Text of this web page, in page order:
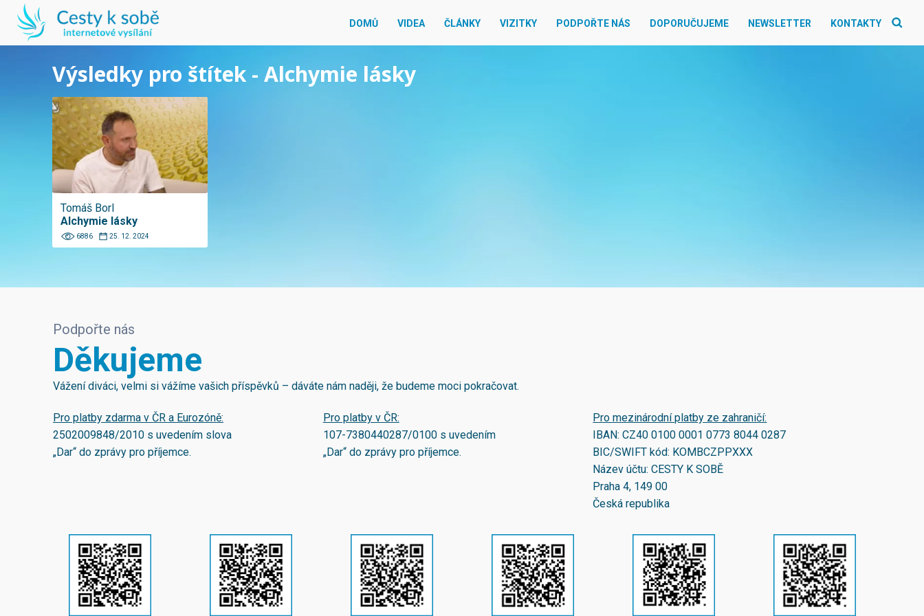
DOMŮ VIDEA ČLÁNKY VIZITKY PODPOŘTE NÁS DOPORUČUJEME NEWSLETTER KONTAKTY
Výsledky pro štítek - Alchymie lásky
Tomáš Borl
Alchymie lásky
6886 25. 12. 2024
Podpořte nás
Děkujeme
Vážení diváci, velmi si vážíme vašich příspěvků – dáváte nám naději, že budeme moci pokračovat.
Pro platby zdarma v ČR a Eurozóně:
2502009848/2010 s uvedením slova
„Dar“ do zprávy pro příjemce.
Pro platby v ČR:
107-7380440287/0100s uvedením
„Dar“ do zprávy pro příjemce.
Pro mezinárodní platby ze zahraničí:
IBAN:CZ40 0100 0001 0773 8044 0287
BIC/SWIFT kód: KOMBCZPPXXX
Název účtu: CESTY K SOBĚ
Praha 4, 149 00
Česká republika